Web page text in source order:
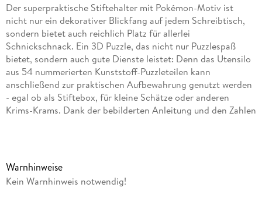
Der superpraktische Stiftehalter mit Pokémon-Motiv ist
nicht nur ein dekorativer Blickfang auf jedem Schreibtisch,
sondern bietet auch reichlich Platz für allerlei
Schnickschnack. Ein 3D Puzzle, das nicht nur Puzzlespaß
bietet, sondern auch gute Dienste leistet: Denn das Utensilo
aus 54 nummerierten Kunststoff-Puzzleteilen kann
anschließend zur praktischen Aufbewahrung genutzt werden
- egal ob als Stiftebox, für kleine Schätze oder anderen
Krims-Krams. Dank der bebilderten Anleitung und den Zahlen
Dekoobjekts mit reichlich Platz für Utensilien aller Art.
Warnhinweise
Kein Warnhinweis notwendig!